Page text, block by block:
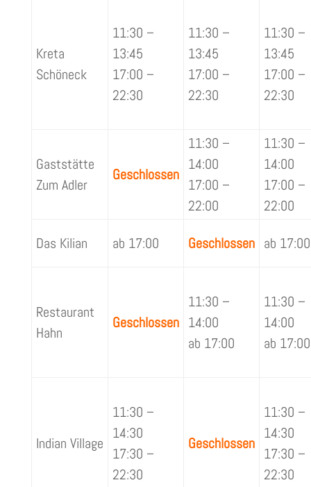
Kreta
Schöneck
11:30 –
13:45
17:00 –
22:30
11:30 –
13:45
17:00 –
22:30
11:30 –
13:45
17:00 –
22:30
Gaststätte
Zum Adler
Geschlossen
11:30 –
14:00
17:00 –
22:00
11:30 –
14:00
17:00 –
22:00
Das Kilian ab 17:00 Geschlossen ab 17:00
Restaurant
Hahn
Geschlossen
11:30 –
14:00
ab 17:00
11:30 –
14:00
ab 17:00
Indian Village
11:30 –
14:30
17:30 –
22:30
Geschlossen
11:30 –
14:30
17:30 –
22:30